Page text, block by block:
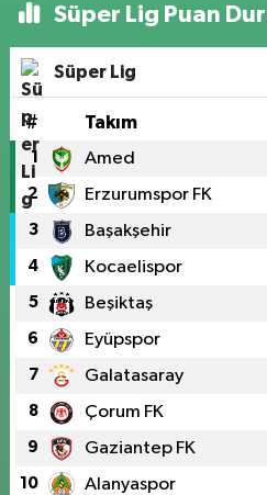
Süper Lig Puan
Süper Lig
# Takım
1 Amed
2 Erzurumspor FK
3 Başakşehir
4 Kocaelispor
5 Beşiktaş
6 Eyüpspor
7 Galatasaray
8 Çorum FK
9 Gaziantep FK
10 Alanyaspor